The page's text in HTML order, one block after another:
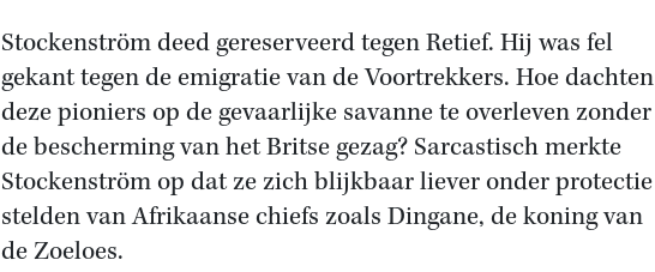
Stockenström deed gereserveerd tegen Retief. Hij was fel
gekant tegen de emigratie van de Voortrekkers. Hoe dachten
deze pioniers op de gevaarlijke savanne te overleven zonder
de bescherming van het Britse gezag? Sarcastisch merkte
Stockenström op dat ze zich blijkbaar liever onder protectie
stelden van Afrikaanse chiefs zoals Dingane, de koning van
de Zoeloes.